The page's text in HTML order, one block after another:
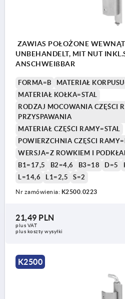
ZAWIAS POŁOŻONE
UNBEHANDELT, MIT NUT
ANSCHWEIßBAR
FORMA=B
MATERIAŁ
MATERIAŁ KOŁKA=STAL
RODZAJ MOCOWANIA CZĘŚCI
PRZYSPAWANIA
MATERIAŁ CZĘŚCI RAMY=STAL
POWIERZCHNIA CZĘŚCI
WERSJA=Z ROWKIEM I
B1=17,5
B2=4,6 B3=18 D=5
L=14,6
L1=2,5 S=2
Nr zamówienia: K2500.0223
21,49 PLN
plus VAT
plus koszty wysyłki
K2500